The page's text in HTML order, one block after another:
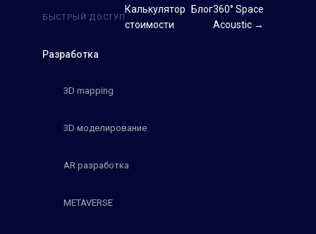
Разработка
3D mapping
3D моделирование
AR разработка
METAVERSE
БЫСТРЫЙ ДОСТУП
Калькулятор
стоимости
Блог360° Space
Acoustic →